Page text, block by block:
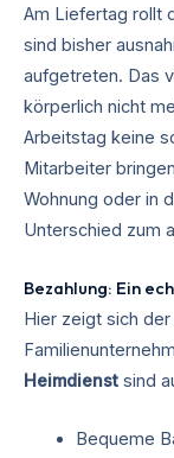
Am Liefertag rollt
sind bisher
aufgetreten. Das
körperlich nicht
Arbeitstag keine
Mitarbeiter
Wohnung oder in
Unterschied zum
Bezahlung: Ein
Hier zeigt sich
Heimdienst sind
Bequeme